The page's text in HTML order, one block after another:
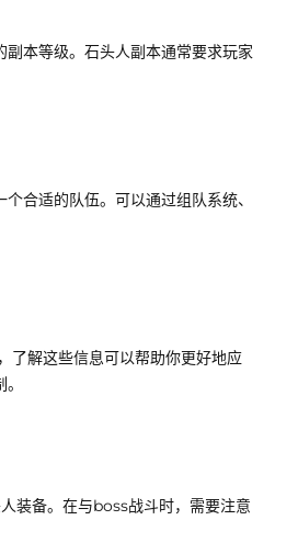
本等级。石头人副本通常要求玩家
合适的队伍。可以通过组队系统、
了解这些信息可以帮助你更好地应
装备。在与boss战斗时，需要注意